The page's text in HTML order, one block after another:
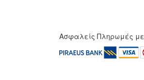
Ασφαλείς Πληρωμές με